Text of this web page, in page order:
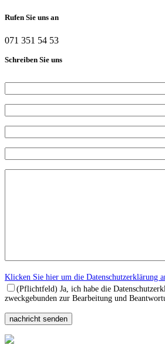
Rufen Sie uns an
071 351 54 53
Schreiben Sie uns
Klicken Sie hier um die Datenschutzerklärung
(Pflichtfeld) Ja, ich habe die
zweckgebunden zur Bearbeitung und